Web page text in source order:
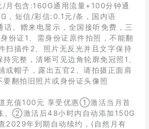
月包含:160G通用流量+100分钟通
，短信/彩信:0.1元/条，国内语
。赠来电显示，全国接听免费，三
份证1、需身份证原件拍照，不能翻
扫描件2、照片无反光并且文字保持
完整，清晰可见边角轮廓免冠照1、
或帽子，露出五官2、请拍摄正面肩
翻拍旧照片或身份证头像照
充值100元 享受优惠①激活当月首
。②激活后48小时内自动添加150G
2029年到期自动续约，(自然月有